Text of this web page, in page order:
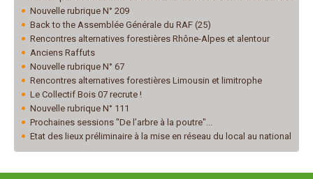
Nouvelle rubrique N° 209
Back to the Assemblée Générale du RAF (25)
Rencontres alternatives forestières Rhône-Alpes et alentour
Anciens Raffuts
Nouvelle rubrique N° 67
Rencontres alternatives forestières Limousin et limitrophe
Le Collectif Bois 07 recrute !
Nouvelle rubrique N° 111
Prochaines sessions "De l’arbre à la poutre"...
Etat des lieux préliminaire à la mise en réseau du local au national